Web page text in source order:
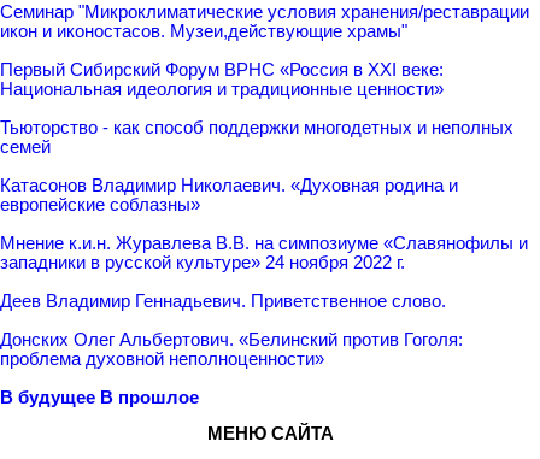
Семинар "Микроклиматические условия хранения/реставрации
икон и иконостасов. Музеи,действующие храмы"
Первый Сибирский Форум ВРНС «Россия в XXI веке:
Национальная идеология и традиционные ценности»
Тьюторство - как способ поддержки многодетных и неполных
семей
Катасонов Владимир Николаевич. «Духовная родина и
европейские соблазны»
Мнение к.и.н. Журавлева В.В. на симпозиуме «Славянофилы и
западники в русской культуре» 24 ноября 2022 г.
Деев Владимир Геннадьевич. Приветственное слово.
Донских Олег Альбертович. «Белинский против Гоголя:
проблема духовной неполноценности»
В будущее В прошлое
МЕНЮ САЙТА